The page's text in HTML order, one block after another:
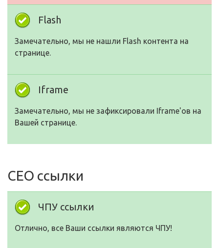
Flash
Замечательно, мы не нашли Flash контента на
странице.
Iframe
Замечательно, мы не зафиксировали Iframe'ов на
Вашей странице.
СЕО ссылки
ЧПУ ссылки
Отлично, все Ваши ссылки являются ЧПУ!